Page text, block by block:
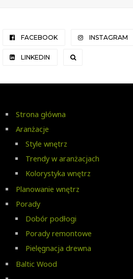
FACEBOOK INSTAGRAM
LINKEDIN
Strona główna
Aranżacje
Style wnętrz
Trendy w aranżacjach
Kolorystyka wnętrz
Planowanie wnętrz
Porady
Dobór podłogi
Porady remontowe
Pielęgnacja drewna
Baltic Wood